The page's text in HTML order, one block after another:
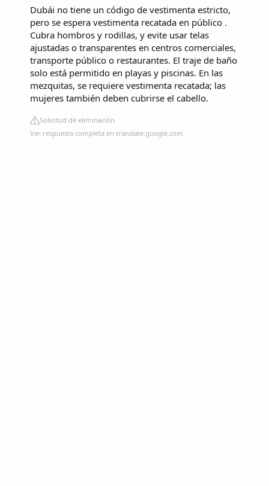
Dubái no tiene un código de vestimenta estricto,
pero se espera vestimenta recatada en público .
Cubra hombros y rodillas, y evite usar telas
ajustadas o transparentes en centros comerciales,
transporte público o restaurantes. El traje de baño
solo está permitido en playas y piscinas. En las
mezquitas, se requiere vestimenta recatada; las
mujeres también deben cubrirse el cabello.
Solicitud de eliminación
Ver respuesta completa en translate.google.com